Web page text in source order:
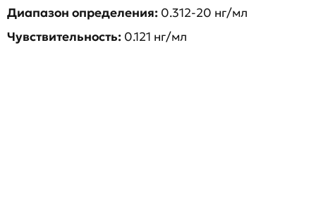
Диапазон определения: 0.312-20 нг/мл
Чувствительность: 0.121 нг/мл